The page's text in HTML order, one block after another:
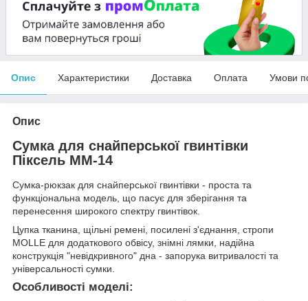
Опис Характеристики Доставка Оплата Умови
Опис
Сумка для снайперської гвинтівки
Піксель ММ-14
Сумка-рюкзак для снайперської гвинтівки - проста та
функціональна модель, що пасує для зберігання та
перенесення широкого спектру гвинтівок.
Цупка тканина, щільні ремені, посилені з'єднання, стропи
MOLLE для додаткового обвісу, знімні лямки, надійна
конструкція "невідкривного" дна - запорука витривалості та
універсальності сумки.
Особливості моделі: